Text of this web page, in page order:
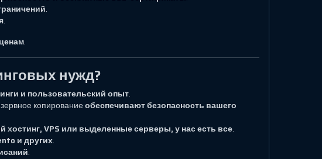
.
.
.
нужд?
и пользовательский опыт.
копированиеобеспечивают безопасность вашего
хостинг, VPS или выделенные серверы, у нас есть все.
и других.
.